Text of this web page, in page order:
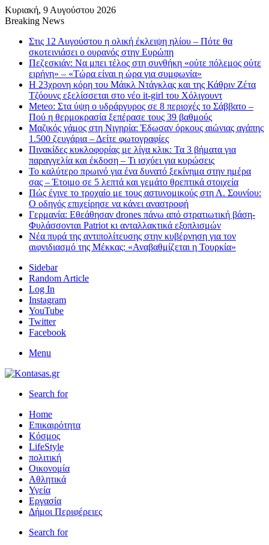
Κυριακή, 9 Αυγούστου 2026
Breaking News
Στις 12 Αυγούστου η ολική έκλειψη ηλίου – Πότε θα
σκοτεινιάσει ο ουρανός στην Ευρώπη
Πεζεσκιάν: Να μπει τέλος στη συνθήκη «ούτε πόλεμος ούτε
ειρήνη» – «Τώρα είναι η ώρα για συμφωνία»
Η 23χρονη κόρη τoυ Μάικλ Ντάγκλας και της Κάθριν Ζέτα
Τζόουνς εξελίσσεται στο νέο it-girl του Χόλιγουντ
Meteo: Στα ύψη ο υδράργυρος σε 8 περιοχές το Σάββατο –
Πού η θερμοκρασία ξεπέρασε τους 39 βαθμούς
Μαζικός γάμος στη Νιγηρία: Έδωσαν όρκους αιώνιας αγάπης
1.500 ζευγάρια – Δείτε φωτογραφίες
Πινακίδες κυκλοφορίας με λίγα κλικ: Τα 3 βήματα για
παραγγελία και έκδοση – Τι ισχύει για κυρώσεις
Το καλύτερο πρωινό για ένα δυνατό ξεκίνημα στην ημέρα
σας – Έτοιμο σε 5 λεπτά και γεμάτο θρεπτικά στοιχεία
Πώς έγινε το τροχαίο με τους αστυνομικούς στη Λ. Σουνίου:
Ο οδηγός επιχείρησε να κάνει αναστροφή
Γερμανία: Εθεάθησαν drones πάνω από στρατιωτική βάση-
Φυλάσσονται Patriot κι ανταλλακτικά εξοπλισμών
Νέα πυρά της αντιπολίτευσης στην κυβέρνηση για τον
αιφνιδιασμό της Μέκκας: «Αναβαθμίζεται η Τουρκία»
Sidebar
Random Article
Log In
Instagram
YouTube
Twitter
Facebook
Menu
Search for
Home
Επικαιρότητα
Κόσμος
LifeStyle
πολιτική
Οικονομία
Αθλητικά
Υγεία
Εργασία
Δήμοι Περιφέρειες
Search for